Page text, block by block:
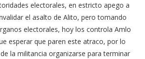
electorales, en estricto apego a
el asalto de Alito, pero tomando
electorales, hoy los controla Amlo
esperar que paren este atraco, por lo
la militancia organizarse para terminar